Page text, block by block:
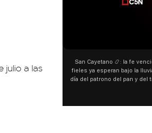
julio a las
San Cayetano 📿: la fe venció al agua y los
fieles ya esperan bajo la lluvia ➡️ A horas del
día del patrono del pan y del trabajo, miles de